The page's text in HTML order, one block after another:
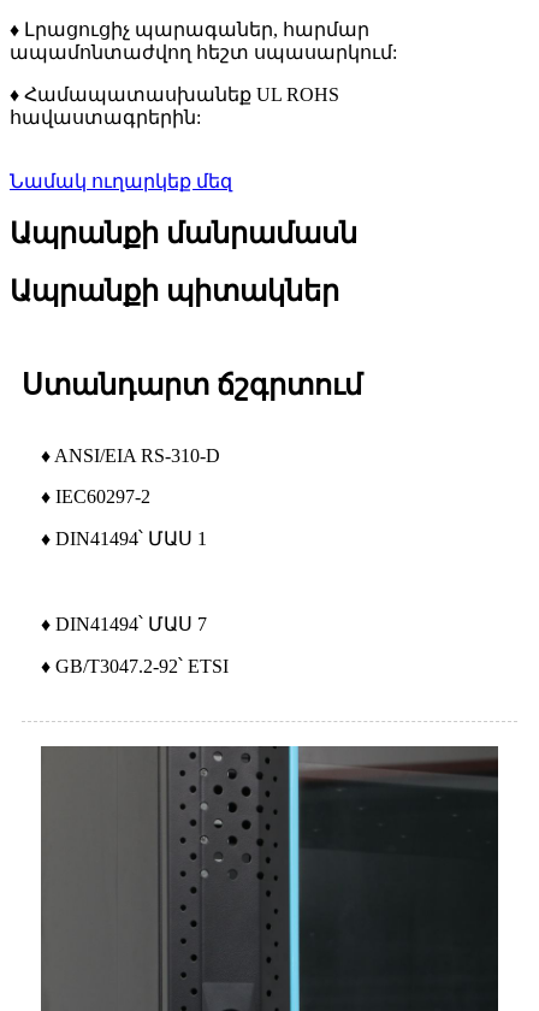
♦ Լրացուցիչ պարագաներ, հարմար
ապամոնտաժվող հեշտ սպասարկում:
♦ Համապատասխանեք UL ROHS
հավաստագրերին:
Նամակ ուղարկեք մեզ
Ապրանքի մանրամասն
Ապրանքի պիտակներ
Ստանդարտ ճշգրտում
♦ ANSI/EIA RS-310-D
♦ IEC60297-2
♦ DIN41494՝ ՄԱՍ 1
♦ DIN41494՝ ՄԱՍ 7
♦ GB/T3047.2-92՝ ETSI